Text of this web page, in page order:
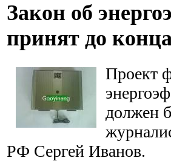
Закон об
принят до
Проект
должен
РФ Сергей Иванов.